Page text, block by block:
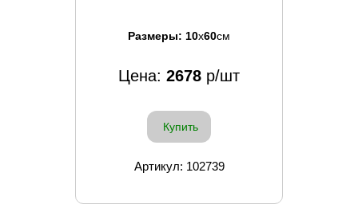
Размеры: 10x60см
Цена: 2678 р/шт
Купить
Артикул: 102739